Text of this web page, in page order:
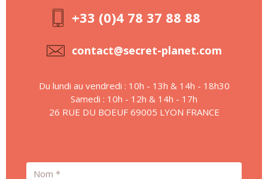
+33 (0)4 78 37 88 88
contact@secret-planet.com
Du lundi au vendredi : 10h - 13h & 14h - 18h30
Samedi : 10h - 12h & 14h - 17h
26 RUE DU BOEUF 69005 LYON FRANCE
Nom